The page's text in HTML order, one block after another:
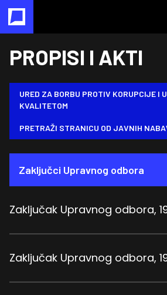
PROPISI I AKTI
URED ZA BORBU PROTIV KORUPCIJE I
KVALITETOM
PRETRAŽI STRANICU OD JAVNIH
Zaključci Upravnog odbora
Zaključak Upravnog odbora,
Zaključak Upravnog odbora,